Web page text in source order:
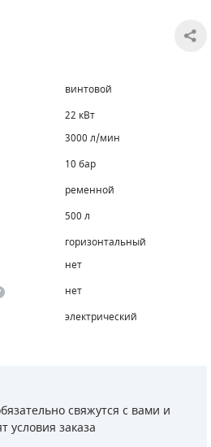
винтовой
22 кВт
3000 л/мин
10 бар
ременной
500 л
горизонтальный
нет
нет
электрический
свяжутся с вами и
условия заказа
(РВД)